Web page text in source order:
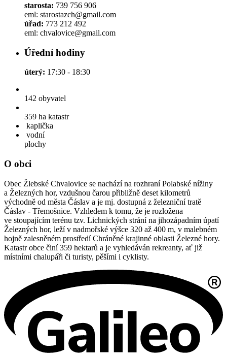
starosta: 739 756 906
eml: starostazch@gmail.com
úřad: 773 212 492
eml: chvalovice@gmail.com
Úřední hodiny
úterý: 17:30 - 18:30
142 obyvatel
359 ha katastr
kaplička
vodní
plochy
O obci
Obec Žlebské Chvalovice se nachází na rozhraní Polabské nížiny
a Železných hor, vzdušnou čarou přibližně deset kilometrů
východně od města Čáslav a je mj. dostupná z železniční tratě
Čáslav - Třemošnice. Vzhledem k tomu, že je rozložena
ve stoupajícím terénu tzv. Lichnických strání na jihozápadním úpatí
Železných hor, leží v nadmořské výšce 320 až 400 m, v malebném
hojně zalesněném prostředí Chráněné krajinné oblasti Železné hory.
Katastr obce činí 359 hektarů a je vyhledáván rekreanty, ať již
místními chalupáři či turisty, pěšími i cyklisty.